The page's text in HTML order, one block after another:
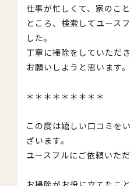
仕事が忙しくて、家のこ
ところ、検索してユース
した。
丁寧に掃除をしていただ
お願いしようと思います。
＊＊＊＊＊＊＊＊＊
この度は嬉しい口コミを
ざいます。
ユースフルにご依頼いた